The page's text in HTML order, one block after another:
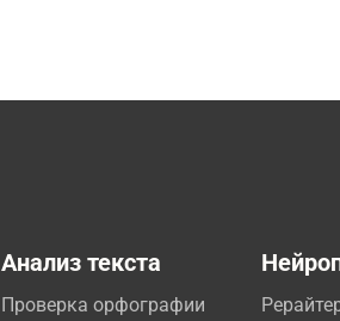
Анализ текста
Проверка орфографии